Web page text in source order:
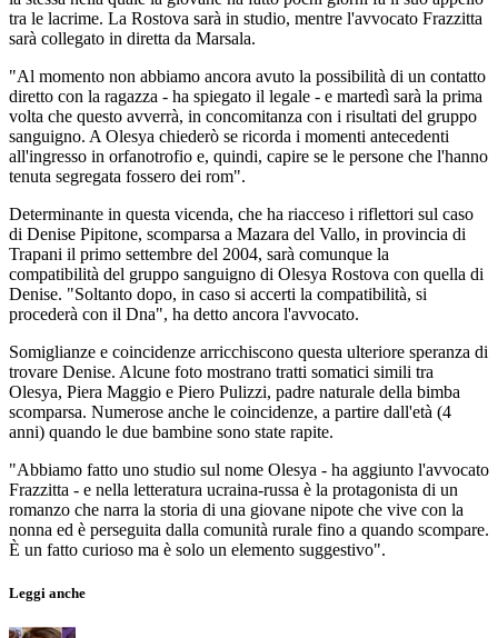
tra le lacrime. La Rostova sarà in studio, mentre l'avvocato Frazzitta
sarà collegato in diretta da Marsala.
"Al momento non abbiamo ancora avuto la possibilità di un contatto
diretto con la ragazza - ha spiegato il legale - e martedì sarà la prima
volta che questo avverrà, in concomitanza con i risultati del gruppo
sanguigno. A Olesya chiederò se ricorda i momenti antecedenti
all'ingresso in orfanotrofio e, quindi, capire se le persone che l'hanno
tenuta segregata fossero dei rom".
Determinante in questa vicenda, che ha riacceso i riflettori sul caso
di Denise Pipitone, scomparsa a Mazara del Vallo, in provincia di
Trapani il primo settembre del 2004, sarà comunque la
compatibilità del gruppo sanguigno di Olesya Rostova con quella di
Denise. "Soltanto dopo, in caso si accerti la compatibilità, si
procederà con il Dna", ha detto ancora l'avvocato.
Somiglianze e coincidenze arricchiscono questa ulteriore speranza di
trovare Denise. Alcune foto mostrano tratti somatici simili tra
Olesya, Piera Maggio e Piero Pulizzi, padre naturale della bimba
scomparsa. Numerose anche le coincidenze, a partire dall'età (4
anni) quando le due bambine sono state rapite.
"Abbiamo fatto uno studio sul nome Olesya - ha aggiunto l'avvocato
Frazzitta - e nella letteratura ucraina-russa è la protagonista di un
romanzo che narra la storia di una giovane nipote che vive con la
nonna ed è perseguita dalla comunità rurale fino a quando scompare.
È un fatto curioso ma è solo un elemento suggestivo".
Leggi anche